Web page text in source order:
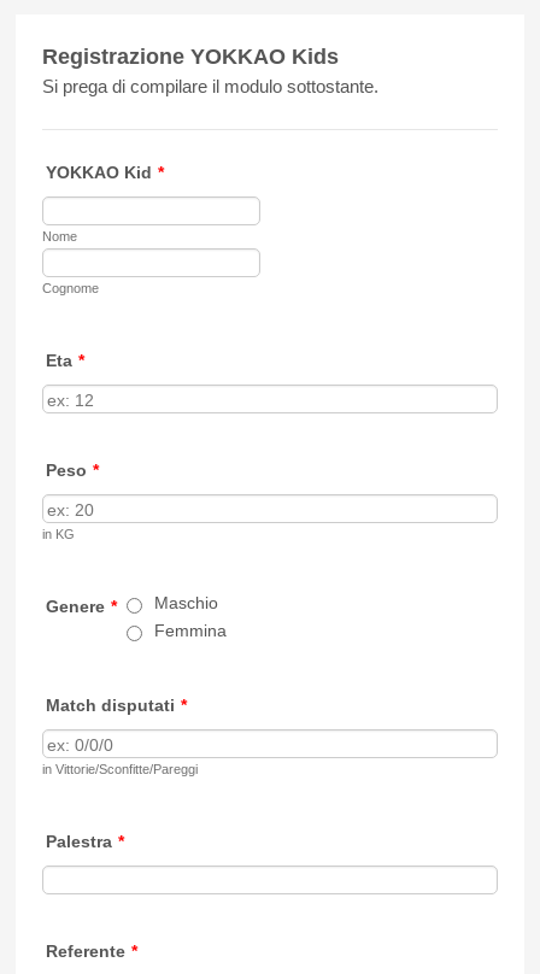
Registrazione YOKKAO Kids
Si prega di compilare il modulo sottostante.
YOKKAO Kid *
Nome
Cognome
Eta *
Peso *
in KG
Genere *
Maschio
Femmina
Match disputati *
in Vittorie/Sconfitte/Pareggi
Palestra *
Referente *